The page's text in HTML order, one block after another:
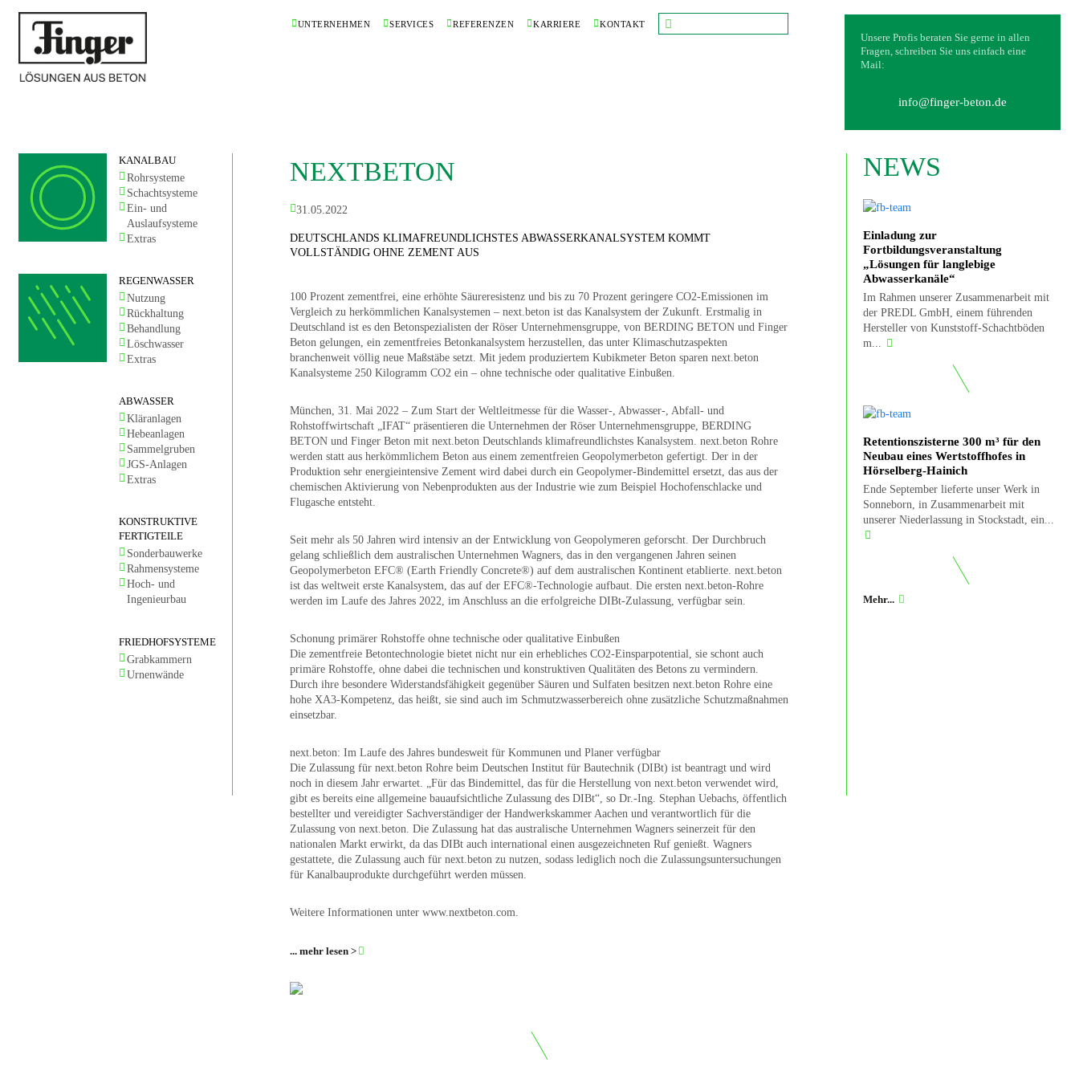
UNTERNEHMEN SERVICES REFERENZEN KARRIERE KONTAKT
Unsere Profis beraten Sie gerne in allen
Fragen, schreiben Sie uns einfach eine
Mail:
info@finger-beton.de
KANALBAU
Rohrsysteme
Schachtsysteme
Ein- und
Auslaufsysteme
Extras
REGENWASSER
Nutzung
Rückhaltung
Behandlung
Löschwasser
Extras
ABWASSER
Kläranlagen
Hebeanlagen
Sammelgruben
JGS-Anlagen
Extras
KONSTRUKTIVE
FERTIGTEILE
Sonderbauwerke
Rahmensysteme
Hoch- und
Ingenieurbau
FRIEDHOFSYSTEME
Grabkammern
Urnenwände
NEXTBETON
31.05.2022
DEUTSCHLANDS KLIMAFREUNDLICHSTES ABWASSERKANALSYSTEM KOMMT
VOLLSTÄNDIG OHNE ZEMENT AUS
100 Prozent zementfrei, eine erhöhte Säureresistenz und bis zu 70 Prozent geringere CO2-Emissionen im
Vergleich zu herkömmlichen Kanalsystemen – next.beton ist das Kanalsystem der Zukunft. Erstmalig in
Deutschland ist es den Betonspezialisten der Röser Unternehmensgruppe, von BERDING BETON und Finger
Beton gelungen, ein zementfreies Betonkanalsystem herzustellen, das unter Klimaschutzaspekten
branchenweit völlig neue Maßstäbe setzt. Mit jedem produziertem Kubikmeter Beton sparen next.beton
Kanalsysteme 250 Kilogramm CO2 ein – ohne technische oder qualitative Einbußen.
München, 31. Mai 2022 – Zum Start der Weltleitmesse für die Wasser-, Abwasser-, Abfall- und
Rohstoffwirtschaft „IFAT“ präsentieren die Unternehmen der Röser Unternehmensgruppe, BERDING
BETON und Finger Beton mit next.beton Deutschlands klimafreundlichstes Kanalsystem. next.beton Rohre
werden statt aus herkömmlichem Beton aus einem zementfreien Geopolymerbeton gefertigt. Der in der
Produktion sehr energieintensive Zement wird dabei durch ein Geopolymer-Bindemittel ersetzt, das aus der
chemischen Aktivierung von Nebenprodukten aus der Industrie wie zum Beispiel Hochofenschlacke und
Flugasche entsteht.
Seit mehr als 50 Jahren wird intensiv an der Entwicklung von Geopolymeren geforscht. Der Durchbruch
gelang schließlich dem australischen Unternehmen Wagners, das in den vergangenen Jahren seinen
Geopolymerbeton EFC® (Earth Friendly Concrete®) auf dem australischen Kontinent etablierte. next.beton
ist das weltweit erste Kanalsystem, das auf der EFC®-Technologie aufbaut. Die ersten next.beton-Rohre
werden im Laufe des Jahres 2022, im Anschluss an die erfolgreiche DIBt-Zulassung, verfügbar sein.
Schonung primärer Rohstoffe ohne technische oder qualitative Einbußen
Die zementfreie Betontechnologie bietet nicht nur ein erhebliches CO2-Einsparpotential, sie schont auch
primäre Rohstoffe, ohne dabei die technischen und konstruktiven Qualitäten des Betons zu vermindern.
Durch ihre besondere Widerstandsfähigkeit gegenüber Säuren und Sulfaten besitzen next.beton Rohre eine
hohe XA3-Kompetenz, das heißt, sie sind auch im Schmutzwasserbereich ohne zusätzliche Schutzmaßnahmen
einsetzbar.
next.beton: Im Laufe des Jahres bundesweit für Kommunen und Planer verfügbar
Die Zulassung für next.beton Rohre beim Deutschen Institut für Bautechnik (DIBt) ist beantragt und wird
noch in diesem Jahr erwartet. „Für das Bindemittel, das für die Herstellung von next.beton verwendet wird,
gibt es bereits eine allgemeine bauaufsichtliche Zulassung des DIBt“, so Dr.-Ing. Stephan Uebachs, öffentlich
bestellter und vereidigter Sachverständiger der Handwerkskammer Aachen und verantwortlich für die
Zulassung von next.beton. Die Zulassung hat das australische Unternehmen Wagners seinerzeit für den
nationalen Markt erwirkt, da das DIBt auch international einen ausgezeichneten Ruf genießt. Wagners
gestattete, die Zulassung auch für next.beton zu nutzen, sodass lediglich noch die Zulassungsuntersuchungen
für Kanalbauprodukte durchgeführt werden müssen.
Weitere Informationen unter www.nextbeton.com.
... mehr lesen >
NEWS
Einladung zur
Fortbildungsveranstaltung
„Lösungen für langlebige
Abwasserkanäle“
Im Rahmen unserer Zusammenarbeit mit
der PREDL GmbH, einem führenden
Hersteller von Kunststoff-Schachtböden
m...
Retentionszisterne 300 m³ für den
Neubau eines Wertstoffhofes in
Hörselberg-Hainich
Ende September lieferte unser Werk in
Sonneborn, in Zusammenarbeit mit
unserer Niederlassung in Stockstadt, ein...
Mehr...